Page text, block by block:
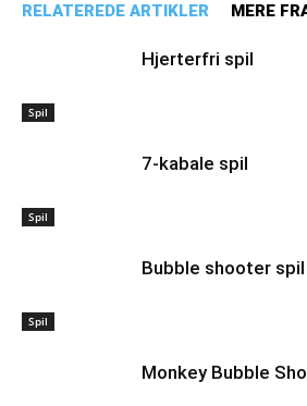
RELATEREDE ARTIKLER MERE
Spil
Hjerterfri spil
Spil
7-kabale spil
Spil
Bubble shooter spil
Monkey Bubble